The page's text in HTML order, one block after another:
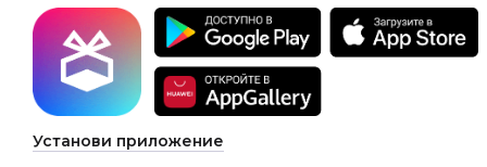
Установи приложение